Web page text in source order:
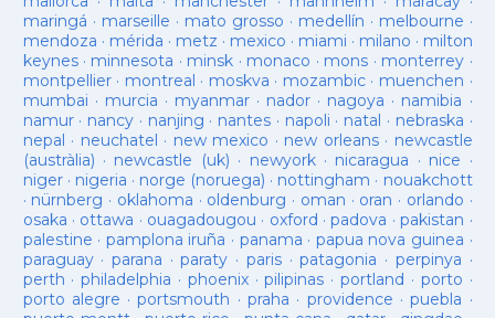
maringá · marseille · mato grosso · medellín · melbourne ·
mendoza · mérida · metz · mexico · miami · milano · milton
keynes· minnesota · minsk · monaco · mons · monterrey ·
montpellier· montreal · moskva · mozambic· muenchen ·
mumbai · murcia · myanmar· nador · nagoya · namibia ·
namur· nancy · nanjing · nantes · napoli · natal · nebraska ·
nepal · neuchatel · new mexico · new orleans· newcastle
(austràlia) · newcastle (uk) · newyork· nicaragua · nice ·
niger· nigeria · norge (noruega) · nottingham · nouakchott
· nürnberg · oklahoma · oldenburg · oman · oran · orlando ·
osaka · ottawa · ouagadougou · oxford ·padova ·pakistan ·
palestine · pamplona iruña · panama · papua nova guinea ·
paraguay· parana ·paraty · paris·patagonia · perpinya ·
perth ·philadelphia · phoenix·pilipinas ·portland · porto ·
porto alegre ·portsmouth ·praha · providence ·puebla ·